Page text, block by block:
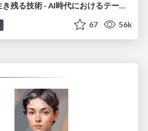
DBのスキルで生き残る技術 - AI時代におけるテーブル設計の勘所
67 56k